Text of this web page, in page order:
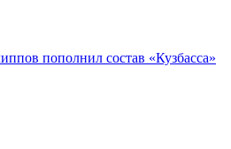
пополнил состав «Кузбасса»